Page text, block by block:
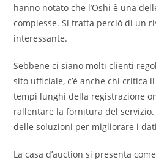
hanno notato che l’Oshi è una
complesse. Si tratta perciò di un
interessante.
Sebbene ci siano molti clienti
sito ufficiale, c’è anche chi critica
tempi lunghi della registrazione
rallentare la fornitura del
delle soluzioni per migliorare i
La casa d’auction si presenta